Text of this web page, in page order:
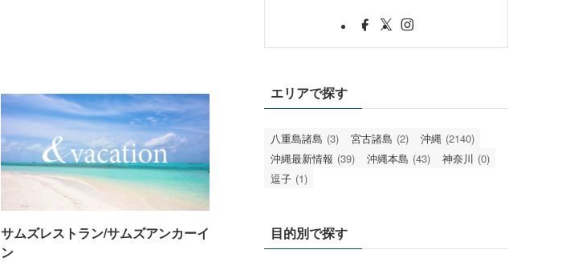
サムズレストラン/サムズアンカーイ
ン
エリアで探す
八重島諸島 (3) 宮古諸島 (2) 沖縄 (2140)
沖縄最新情報 (39) 沖縄本島 (43) 神奈川 (0)
逗子 (1)
目的別で探す